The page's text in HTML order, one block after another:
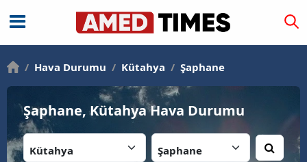
/ Hava Durumu / Kütahya / Şaphane
Şaphane, Kütahya Hava Durumu